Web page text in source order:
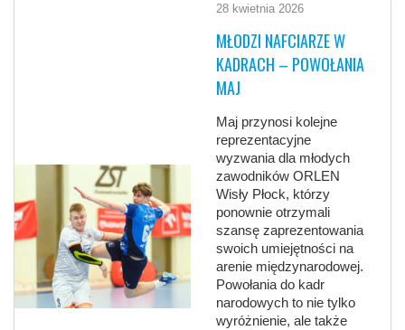
28 kwietnia 2026
MŁODZI NAFCIARZE W
KADRACH – POWOŁANIA
MAJ
Maj przynosi kolejne
reprezentacyjne
wyzwania dla młodych
zawodników ORLEN
Wisły Płock, którzy
ponownie otrzymali
szansę zaprezentowania
swoich umiejętności na
arenie międzynarodowej.
Powołania do kadr
narodowych to nie tylko
wyróżnienie, ale także